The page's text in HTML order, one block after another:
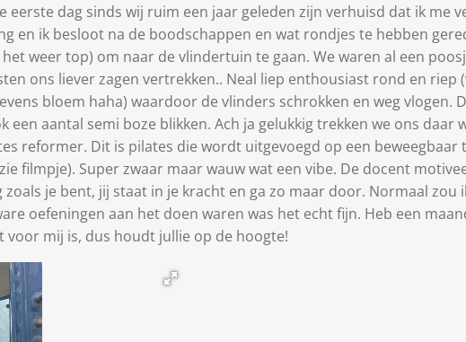
eerste dag sinds wij ruim een jaar geleden zijn verhuisd dat ik me
en ik besloot na de boodschappen en wat rondjes te hebben
weer top) om naar de vlindertuin te gaan. We waren al een
ons liever zagen vertrekken.. Neal liep enthousiast rond en riep
bloem haha) waardoor de vlinders schrokken en weg vlogen.
aantal semi boze blikken. Ach ja gelukkig trekken we ons daar
reformer. Dit is pilates die wordt uitgevoegd op een
filmpje). Super zwaar maar wauw wat een vibe. De docent
je bent, jij staat in je kracht en ga zo maar door. Normaal zou
oefeningen aan het doen waren was het echt fijn. Heb een
voor mij is, dus houdt jullie op de hoogte!